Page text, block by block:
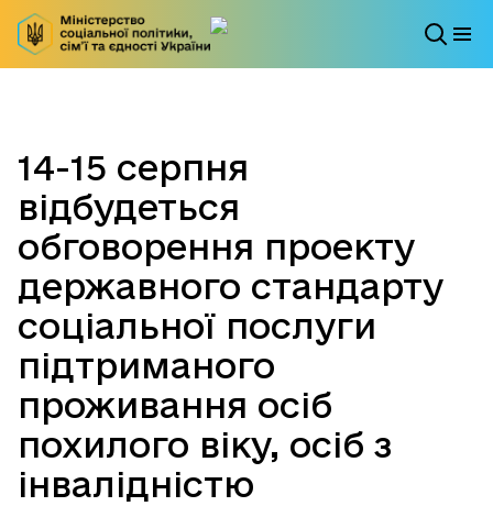
14-15 серпня
відбудеться
обговорення проекту
державного стандарту
соціальної послуги
підтриманого
проживання осіб
похилого віку, осіб з
інвалідністю